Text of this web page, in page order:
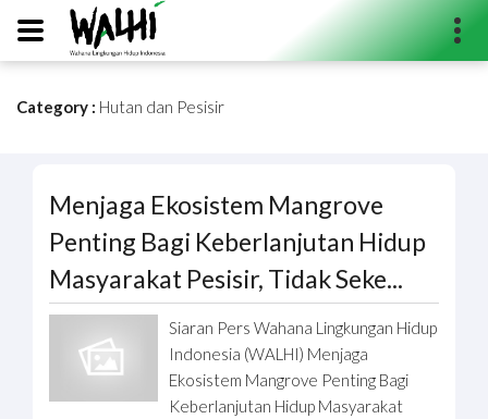
Search...
Category : Hutan dan Pesisir
Menjaga Ekosistem Mangrove
Penting Bagi Keberlanjutan Hidup
Masyarakat Pesisir, Tidak Seke...
Siaran Pers Wahana Lingkungan Hidup
Indonesia (WALHI) Menjaga
Ekosistem Mangrove Penting Bagi
Keberlanjutan Hidup Masyarakat